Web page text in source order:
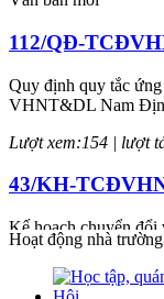
112/QĐ-
Quy định quy tắc
VHNT&DL Nam
Lượt xem:154 | lượt
43/KH-
Kế hoạch chuyển đổi
Lượt xem:247 | lượt
Hoạt động nhà trường